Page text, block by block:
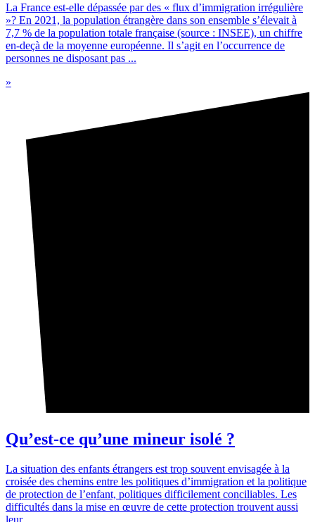
La France est-elle dépassée par des « flux d’immigration irrégulière
»? En 2021, la population étrangère dans son ensemble s’élevait à
7,7 % de la population totale française (source : INSEE), un chiffre
en-deçà de la moyenne européenne. Il s’agit en l’occurrence de
personnes ne disposant pas ...
»
Qu’est-ce qu’une mineur isolé ?
La situation des enfants étrangers est trop souvent envisagée à la
croisée des chemins entre les politiques d’immigration et la politique
de protection de l’enfant, politiques difficilement conciliables. Les
difficultés dans la mise en œuvre de cette protection trouvent aussi